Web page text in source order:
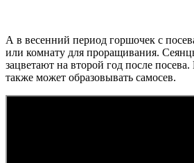
А в весенний период горшочек с
или комнату для проращивания.
зацветают на второй год после
также может образовывать самосев.